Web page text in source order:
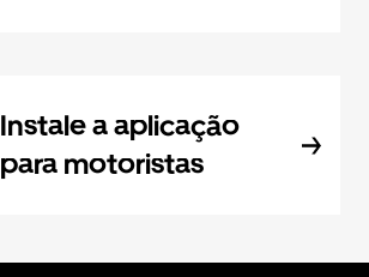
Instale a aplicação
para motoristas